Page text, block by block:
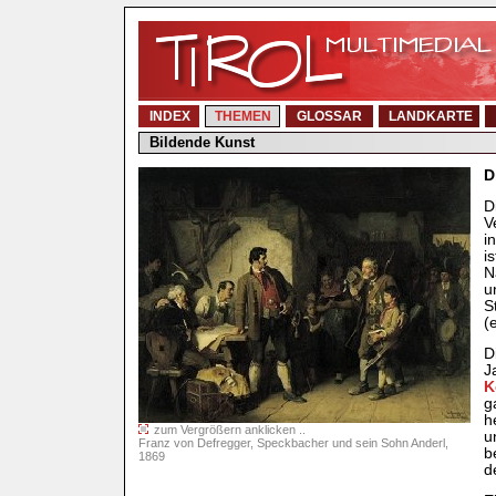
INDEX THEMEN GLOSSAR LANDKARTE
Bildende Kunst
zum Vergrößern anklicken ..
Franz von Defregger, Speckbacher und sein Sohn Anderl,
1869